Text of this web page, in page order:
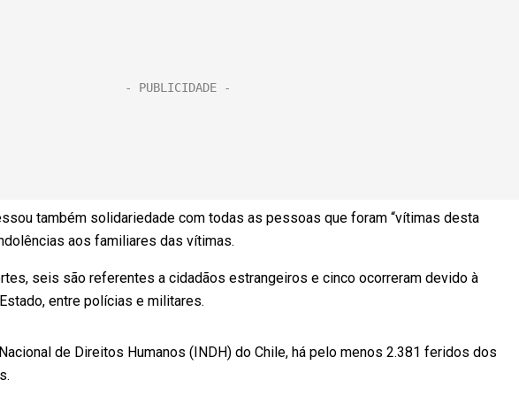
também solidariedade com todas as pessoas que foram “vítimas desta
aos familiares das vítimas.
seis são referentes a cidadãos estrangeiros e cinco ocorreram devido à
entre polícias e militares.
de Direitos Humanos (INDH) do Chile, há pelo menos 2.381 feridos dos